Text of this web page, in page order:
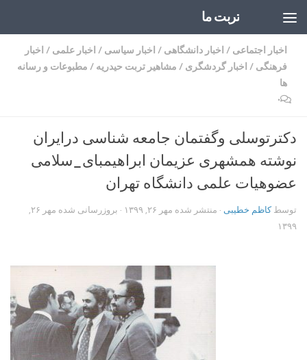
تربت ما
اخبار اجتماعی / اخبار دانشگاهی / اخبار سیاسی / اخبار علمی / اخبار
فرهنگی / اخبار گردشگری / مشاهیر تربت حیدریه / مطبوعات و رسانه
ها
۰
دکترتوسلی وگفتمان جامعه شناسی درایران
نوشته همشهری عزیمان ابراهیمبای_سلامی
عضوهیات علمی دانشگاه تهران
توسطکاظم خطیبی · منتشر شده مهر ۲۶, ۱۳۹۹ · بروزرسانی شده
مهر ۲۶,
۱۳۹۹